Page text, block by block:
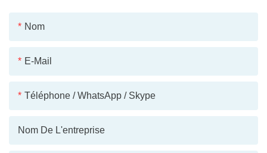
Nom
E-Mail
Téléphone / WhatsApp / Skype
Nom De L'entreprise